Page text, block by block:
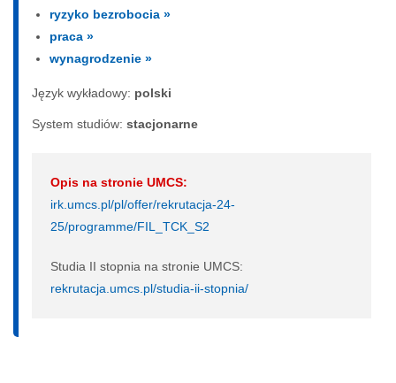
ryzyko bezrobocia »
praca »
wynagrodzenie »
Język wykładowy: polski
System studiów: sta­cjo­nar­ne
Opis na stronie UMCS:
irk.umcs.pl/pl/offer/rekrutacja-24-
25/programme/FIL_TCK_S2
Studia II stopnia na stronie UMCS:
rekrutacja.umcs.pl/studia-ii-stopnia/